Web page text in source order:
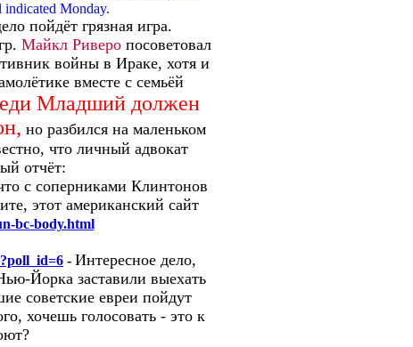
indicated Monday.
пойдёт грязная игра.
Майкл Риверо посоветовал
войны в Ираке, хотя и
вместе с семьёй
Младший должен
но разбился на маленьком
что личный адвокат
отчёт:
с соперниками Клинтонов
этот американский сайт
bc-body.html
- Интересное дело,
Йорка заставили выехать
советские евреи пойдут
хочешь голосовать - это к